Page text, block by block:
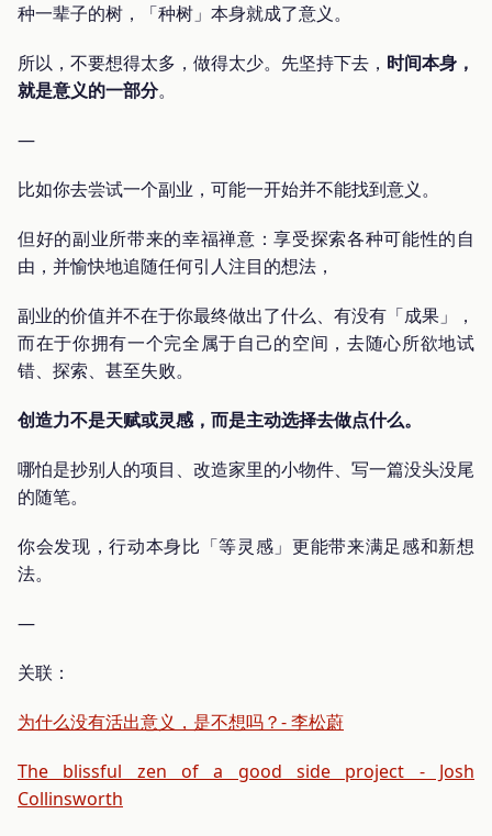
种一辈子的树，「种树」本身就成了意义。
所以，不要想得太多，做得太少。先坚持下去， 时间本身，
就是意义的一部分。
—
比如你去尝试一个副业，可能一开始并不能找到意义。
但好的副业所带来的幸福禅意：享受探索各种可能性的自
由，并愉快地追随任何引人注目的想法，
副业的价值并不在于你最终做出了什么、有没有「成果」，
而在于你拥有一个完全属于自己的空间，去随心所欲地试
错、探索、甚至失败。
创造力不是天赋或灵感，而是主动选择去做点什么。
哪怕是抄别人的项目、改造家里的小物件、写一篇没头没尾
的随笔。
你会发现，行动本身比「等灵感」更能带来满足感和新想
法。
—
关联：
为什么没有活出意义，是不想吗？- 李松蔚
The blissful zen of a good side project - Josh
Collinsworth